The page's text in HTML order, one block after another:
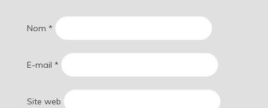
Nom *
E-mail *
Site web